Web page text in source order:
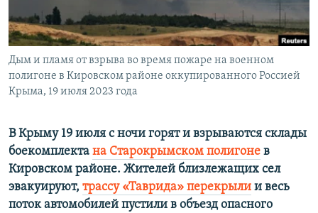
УКРАИНСКАЯ ПРОБЛЕМА КРЫМА
Все сайты RFE/RL
Дым и пламя от взрыва во время пожаре на военном
полигоне в Кировском районе оккупированного Россией
Крыма, 19 июля 2023 года
В Крыму 19 июля с ночи горят и взрываются склады
боекомплекта на Старокрымском полигоне в
Кировском районе. Жителей близлежащих сел
эвакуируют, трассу «Таврида» перекрыли и весь
поток автомобилей пустили в объезд опасного